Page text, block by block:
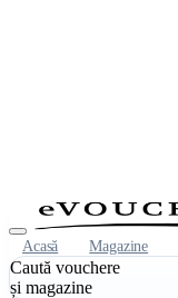
Acasă Magazine
Caută vouchere
și magazine